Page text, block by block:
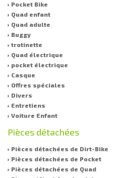
› Pocket Bike
› Quad enfant
› Quad adulte
› Buggy
› trotinette
› Quad électrique
› pocket électrique
› Casque
› Offres spéciales
› Divers
› Entretiens
› Voiture Enfant
Pièces détachées
› Pièces détachées de Dirt-Bike
› Pièces détachées de Pocket
› Pièces détachées de Quad